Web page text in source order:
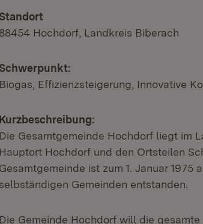
Standort
88454 Hochdorf, Landkreis Biberach
Schwerpunkt:
Biogas, Effizienzsteigerung, Innovative
Kurzbeschreibung:
Die Gesamtgemeinde Hochdorf liegt im
Hauptort Hochdorf und den Ortsteilen
Gesamtgemeinde ist zum 1. Januar
selbständigen Gemeinden entstanden.
Die Gemeinde Hochdorf will die